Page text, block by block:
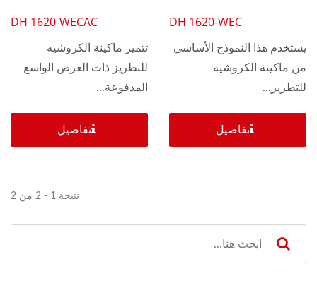
DH 1620-WEC
يستخدم هذا النموذج الأساسي
من ماكينة الكروشيه
للتطريز...
تفاصيل
DH 1620-WECAC
تتميز ماكينة الكروشيه
للتطريز ذات العرض الواسع
المدفوعة...
تفاصيل
نتيجة 1 - 2 من 2